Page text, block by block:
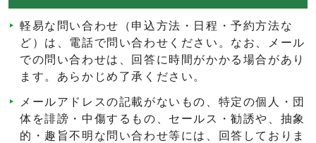
軽易な問い合わせ（申込方法・日程・予約方法な
ど）は、電話で問い合わせください。なお、メール
での問い合わせは、回答に時間がかかる場合があり
ます。あらかじめ了承ください。
メールアドレスの記載がないもの、特定の個人・団
体を誹謗・中傷するもの、セールス・勧誘や、抽象
的・趣旨不明な問い合わせ等には、回答しておりま